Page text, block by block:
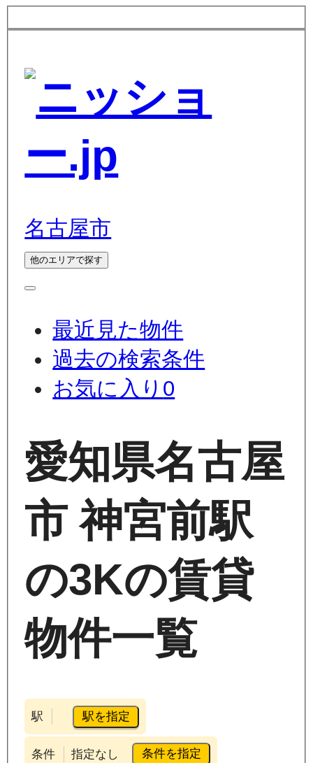
名古屋市
他のエリアで探す
最近見た物件
過去の検索条件
お気に入り 0
愛知県名古屋
市 神宮前駅
の3Kの賃貸
物件一覧
駅 駅を指定
条件 指定なし 条件を指定